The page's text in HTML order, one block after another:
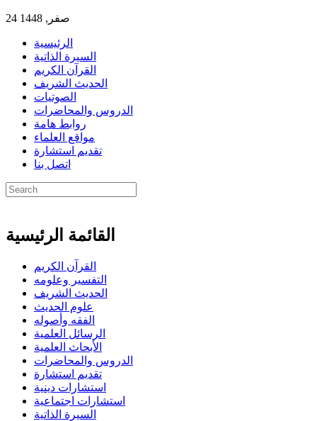
24 صفر, 1448
الرئيسية
السيرة الذاتية
القرآن الكريم
الحديث الشريف
الصوتيات
الدروس والمحاضرات
روابط هامة
مواقع العلماء
تقديم استشارة
اتصل بنا
القائمة الرئيسية
القرآن الكريم
التفسير وعلومه
الحديث الشريف
علوم الحديث
الفقه وأصوله
الرسائل العلمية
الأبحاث العلمية
الدروس والمحاضرات
تقديم استشارة
استشارات دينية
استشارات اجتماعية
السيرة الذاتية